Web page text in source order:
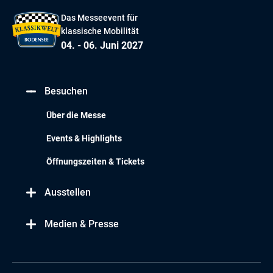
Das Messeevent für
klassische Mobilität
04. - 06. Juni 2027
Besuchen
Über die Messe
Events & Highlights
Öffnungszeiten & Tickets
Ausstellen
Medien & Presse